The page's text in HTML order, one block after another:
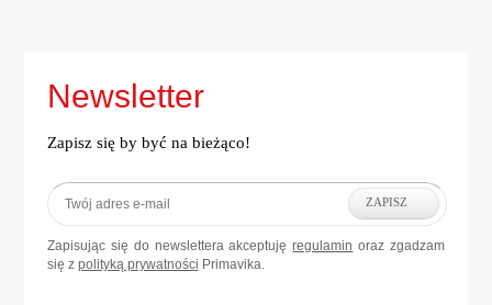
Newsletter
Zapisz się by być na bieżąco!
ZAPISZ
Zapisując się do newslettera akceptujęregulamin oraz zgadzam
się z polityką prywatności Primavika.